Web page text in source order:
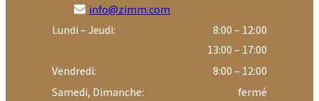
info@zimm.com
Lundi – Jeudi:
8:00 – 12:00
13:00 – 17:00
Vendredi:
8:00 – 12:00
Samedi, Dimanche:
fermé